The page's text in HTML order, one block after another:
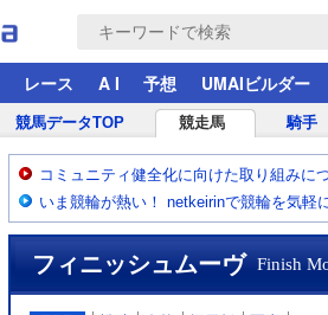
レース A I 予想 UMAIビルダー
競馬データTOP 競走馬 騎手
コミュニティ健全化に向けた取り組みに
いま競輪が熱い！ netkeirinで競輪を気軽
フィニッシュムーヴ Finish